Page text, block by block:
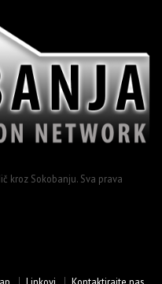
kroz Sokobanju. Sva prava
Linkovi Kontaktirajte nas